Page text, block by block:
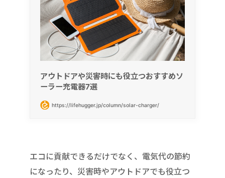
アウトドアや災害時にも役立つおすすめソ
ーラー充電器7選
https://lifehugger.jp/column/solar-charger/
エコに貢献できるだけでなく、電気代の節約
になったり、災害時やアウトドアでも役立つ